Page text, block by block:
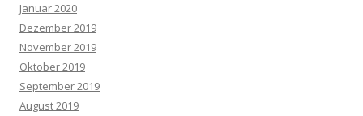
Januar 2020
Dezember 2019
November 2019
Oktober 2019
September 2019
August 2019